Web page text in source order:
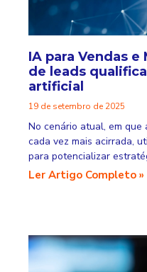
IA para Vendas
de leads
artificial
19 de setembro de 2025
No cenário atual, em
cada vez mais acirrada,
para potencializar
Ler Artigo Completo »